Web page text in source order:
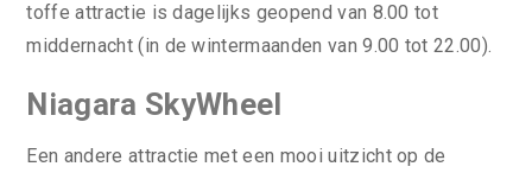
toffe attractie is dagelijks geopend van 8.00 tot
middernacht (in de wintermaanden van 9.00 tot 22.00).
Niagara SkyWheel
Een andere attractie met een mooi uitzicht op de